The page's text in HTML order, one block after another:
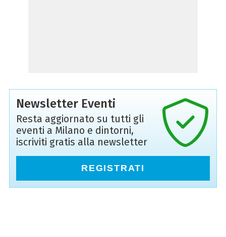
Newsletter Eventi
Resta aggiornato su tutti gli
eventi a Milano e dintorni,
iscriviti gratis alla newsletter
REGISTRATI